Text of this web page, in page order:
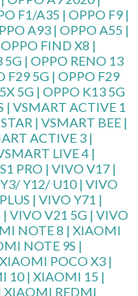
F1/A35 | OPPO F9 |
A93 | OPPO A55 |
FIND X8 |
| OPPO RENO 13
F29 5G | OPPO F29
5G | OPPO K13 5G
| VSMART ACTIVE 1
| VSMART BEE |
ACTIVE 3 |
LIVE 4 |
PRO | VIVO V17 |
Y12/ U10 | VIVO
| VIVO Y71 |
VIVO V21 5G | VIVO
NOTE 8 | XIAOMI
NOTE 9S |
POCO X3 |
10 | XIAOMI 15 |
XIAOMI REDMI